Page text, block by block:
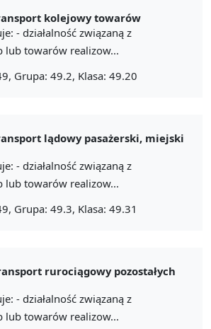
kolejowy towarów
- działalność związaną z
lub towarów realizow...
Grupa: 49.2, Klasa: 49.20
lądowy pasażerski, miejski
- działalność związaną z
lub towarów realizow...
Grupa: 49.3, Klasa: 49.31
rurociągowy pozostałych
- działalność związaną z
lub towarów realizow...